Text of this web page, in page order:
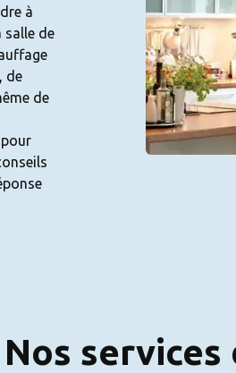
à
salle de
de
de
Nos services